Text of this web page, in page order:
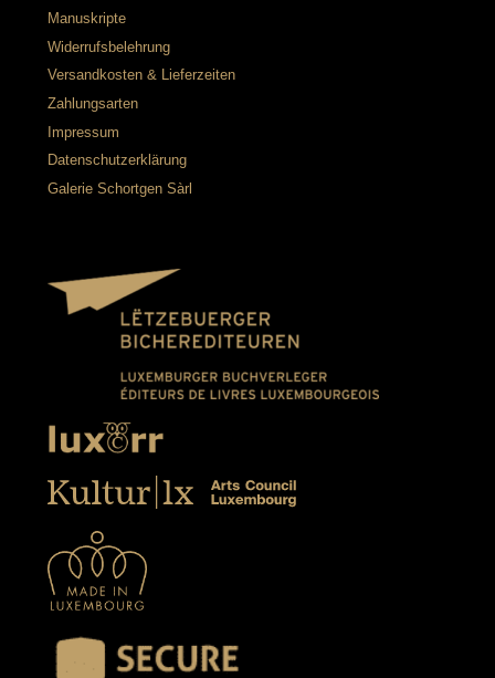
Manuskripte
Widerrufsbelehrung
Versandkosten & Lieferzeiten
Zahlungsarten
Impressum
Datenschutzerklärung
Galerie Schortgen Sàrl